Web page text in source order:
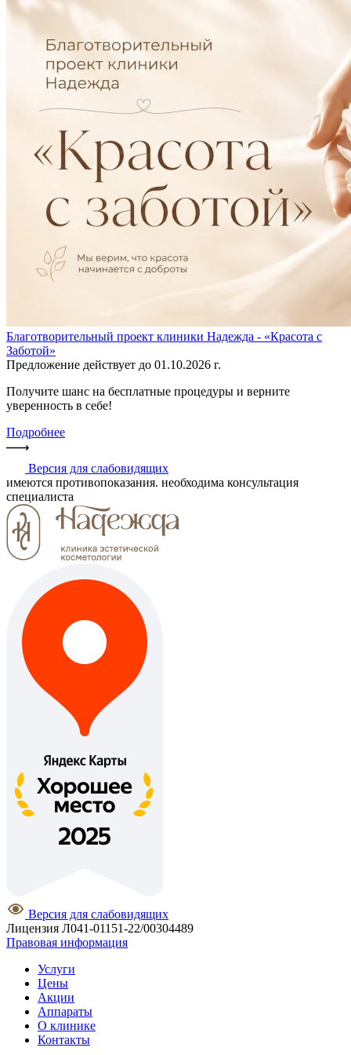
Благотворительный проект клиники Надежда - «Красота с
Заботой»
Предложение действует до 01.10.2026 г.
Получите шанс на бесплатные процедуры и верните
уверенность в себе!
Подробнее
Версия для слабовидящих
имеются противопоказания. необходима консультация
специалиста
Версия для слабовидящих
Лицензия Л041-01151-22/00304489
Правовая информация
Услуги
Цены
Акции
Аппараты
О клинике
Контакты